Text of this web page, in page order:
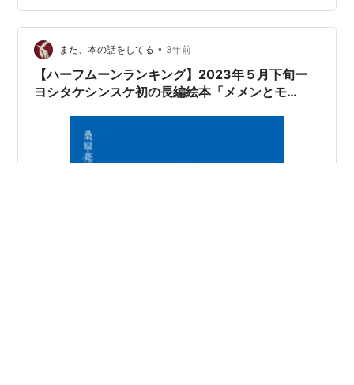
がかつて詠んだ歌まで登場するらしい。ま、それ全部、
桑原さんが考えてるわけなので、いやスゴい。俵万智さ
んが解説を書いてるようなのでそれも楽しみ。アマゾン
の…
また、本の話をしてる • 3年前
【ハーフムーンランキング】2023年５月下旬ー
ヨシタケシンスケ初の長編絵本「メメンとモ
ロジー、三島賞・山本賞の発表もあるぞ！